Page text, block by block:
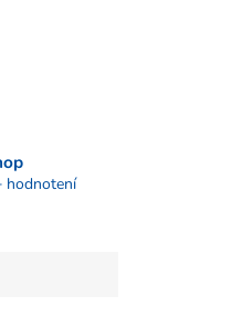
hodnotení